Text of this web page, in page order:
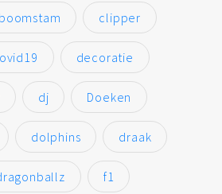
boomstam clipper
decoratie
dj Doeken
dolphins draak
f1